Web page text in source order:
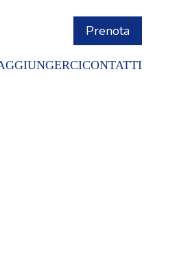
Prenota
CONTATTI